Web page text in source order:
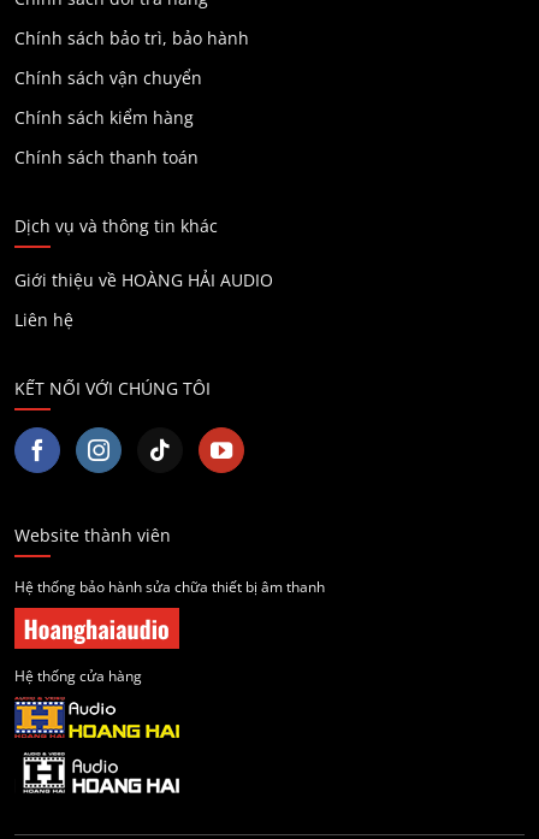
Chính sách bảo trì, bảo hành
Chính sách vận chuyển
Chính sách kiểm hàng
Chính sách thanh toán
Dịch vụ và thông tin khác
Giới thiệu về HOÀNG HẢI AUDIO
Liên hệ
KẾT NỐI VỚI CHÚNG TÔI
Website thành viên
Hệ thống bảo hành sửa chữa thiết bị âm thanh
Hệ thống cửa hàng